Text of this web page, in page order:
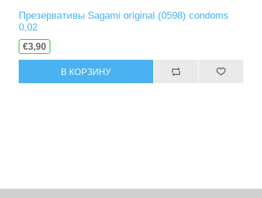
Презервативы Sagami original (0598) condoms
0,02
€3,90
В КОРЗИНУ